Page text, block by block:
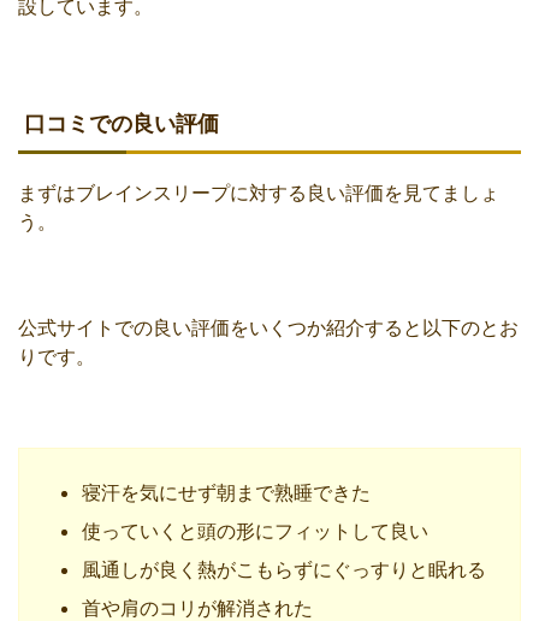
設しています。
口コミでの良い評価
まずはブレインスリープに対する良い評価を見てましょ
う。
公式サイトでの良い評価をいくつか紹介すると以下のとお
りです。
寝汗を気にせず朝まで熟睡できた
使っていくと頭の形にフィットして良い
風通しが良く熱がこもらずにぐっすりと眠れる
首や肩のコリが解消された